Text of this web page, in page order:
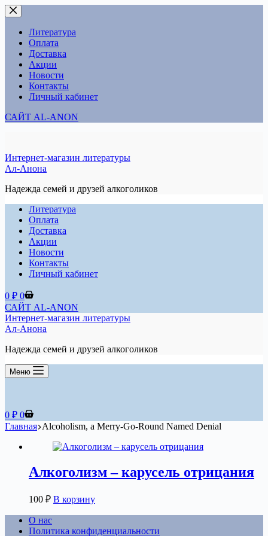
Перейти
к
сути
Литература
Оплата
Доставка
Акции
Новости
Контакты
Личный кабинет
САЙТ AL-ANON
Интернет-магазин литературы
Ал-Анона
Надежда семей и друзей алкоголиков
Литература
Оплата
Доставка
Акции
Новости
Контакты
Личный кабинет
Корзина
0 ₽ 0
САЙТ AL-ANON
Интернет-магазин литературы
Ал-Анона
Надежда семей и друзей алкоголиков
Меню
Корзина
0 ₽ 0
Главная Alcoholism, a Merry-Go-Round Named Denial
Алкоголизм – карусель отрицания
100 ₽ В корзину
О нас
Политика конфиденциальности